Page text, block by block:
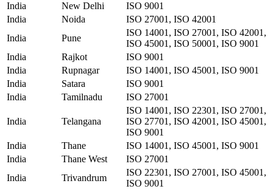
India
New Delhi
ISO 9001
India
Noida
ISO 27001, ISO 42001
India
Pune
ISO 14001, ISO 27001, ISO 42001,
ISO 45001, ISO 50001, ISO 9001
India
Rajkot
ISO 9001
India
Rupnagar
ISO 14001, ISO 45001, ISO 9001
India
Satara
ISO 9001
India
Tamilnadu ISO 27001
India Telangana
ISO 14001, ISO 22301, ISO 27001,
ISO 27701, ISO 42001, ISO 45001,
ISO 9001
India
Thane
ISO 14001, ISO 45001, ISO 9001
India
Thane West
ISO 27001
India
Trivandrum
ISO 22301, ISO 27001, ISO 45001,
ISO 9001